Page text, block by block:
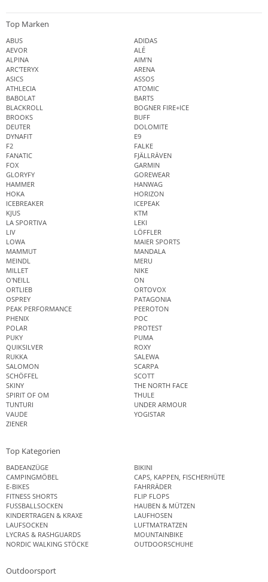
Top Marken
ABUS
ADIDAS
AEVOR
ALÉ
ALPINA
AIM'N
ARC'TERYX
ARENA
ASICS
ASSOS
ATHLECIA
ATOMIC
BABOLAT
BARTS
BLACKROLL
BOGNER FIRE+ICE
BROOKS
BUFF
DEUTER
DOLOMITE
DYNAFIT
E9
F2
FALKE
FANATIC
FJÄLLRÄVEN
FOX
GARMIN
GLORYFY
GOREWEAR
HAMMER
HANWAG
HOKA
HORIZON
ICEBREAKER
ICEPEAK
KJUS
KTM
LA SPORTIVA
LEKI
LIV
LÖFFLER
LOWA
MAIER SPORTS
MAMMUT
MANDALA
MEINDL
MERU
MILLET
NIKE
O'NEILL
ON
ORTLIEB
ORTOVOX
OSPREY
PATAGONIA
PEAK PERFORMANCE
PEEROTON
PHENIX
POC
POLAR
PROTEST
PUKY
PUMA
QUIKSILVER
ROXY
RUKKA
SALEWA
SALOMON
SCARPA
SCHÖFFEL
SCOTT
SKINY
THE NORTH FACE
SPIRIT OF OM
THULE
TUNTURI
UNDER ARMOUR
VAUDE
YOGISTAR
ZIENER
Top Kategorien
BADEANZÜGE
BIKINI
CAMPINGMÖBEL
CAPS, KAPPEN, FISCHERHÜTE
E-BIKES
FAHRRÄDER
FITNESS SHORTS
FLIP FLOPS
FUSSBALLSOCKEN
HAUBEN & MÜTZEN
KINDERTRAGEN & KRAXE
LAUFHOSEN
LAUFSOCKEN
LUFTMATRATZEN
LYCRAS & RASHGUARDS
MOUNTAINBIKE
NORDIC WALKING STÖCKE
OUTDOORSCHUHE
Outdoorsport